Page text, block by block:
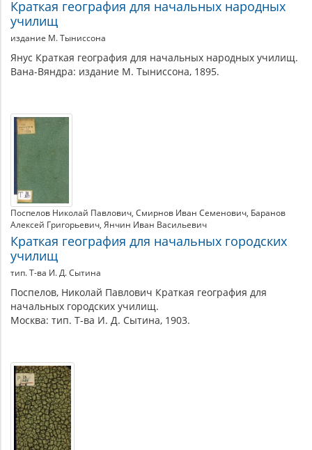
Краткая география для начальных народных
училищ
издание М. Тыниссона
Янус Краткая география для начальных народных училищ.
Вана-Вяндра: издание М. Тыниссона, 1895.
Поспелов Николай Павлович Смирнов Иван Семенович Баранов
Алексей Григорьевич Янчин Иван Васильевич
Краткая география для начальных городских
училищ
тип. Т-ва И. Д. Сытина
Поспелов, Николай Павлович Краткая география для
начальных городских училищ.
Москва: тип. Т-ва И. Д. Сытина, 1903.